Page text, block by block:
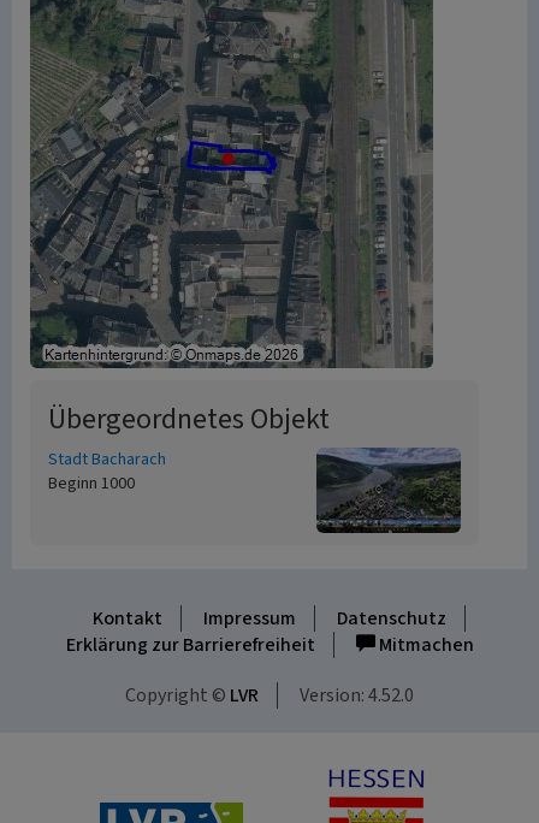
Übergeordnetes Objekt
Stadt Bacharach
Beginn 1000
Kontakt Impressum
Datenschutz
Erklärung zur Barrierefreiheit
Mitmachen
Copyright © LVR Version: 4.52.0